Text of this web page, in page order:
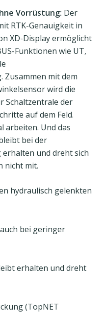
Vorrüstung: Der
RTK-Genauigkeit in
XD-Display ermöglicht
Funktionen wie UT,
mit dem
wird die
Schaltzentrale der
auf dem Feld.
arbeiten. Und das
bei der
und dreht sich
nicht mit.
hydraulisch gelenkten
bei geringer
erhalten und dreht
(TopNET